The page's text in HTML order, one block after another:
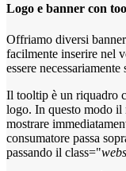
Logo e banner con
Offriamo diversi
facilmente inserire nel
essere
Il tooltip è un riquadro
logo. In questo modo il
mostrare
consumatore passa
passando il class="